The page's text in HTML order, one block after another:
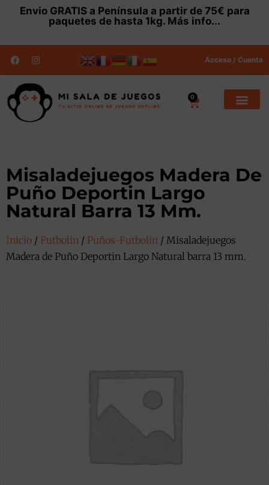
Envio GRATISa Península a partir de 75€ para
paquetes de hasta 1kg. Más info...
Acceso / Cuenta
0
Misaladejuegos Madera De
Puño Deportin Largo
Natural Barra 13 Mm.
Inicio / Futbolin / Puños-Futbolin / Misaladejuegos
Madera de Puño Deportin Largo Natural barra 13 mm.